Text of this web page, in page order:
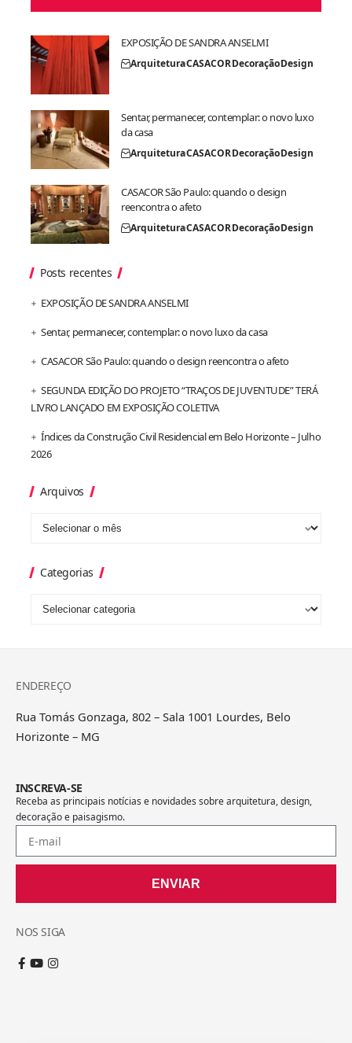
EXPOSIÇÃO DE SANDRA ANSELMI
ArquiteturaCASACORDecoraçãoDesign
Sentar, permanecer, contemplar: o novo luxo
da casa
ArquiteturaCASACORDecoraçãoDesign
CASACOR São Paulo: quando o design
reencontra o afeto
ArquiteturaCASACORDecoraçãoDesign
Posts recentes
EXPOSIÇÃO DE SANDRA ANSELMI
Sentar, permanecer, contemplar: o novo luxo da casa
CASACOR São Paulo: quando o design reencontra o afeto
SEGUNDA EDIÇÃO DO PROJETO “TRAÇOS DE JUVENTUDE” TERÁ
LIVRO LANÇADO EM EXPOSIÇÃO COLETIVA
Índices da Construção Civil Residencial em Belo Horizonte – Julho
2026
Arquivos
Categorias
ENDEREÇO
Rua Tomás Gonzaga, 802 – Sala 1001 Lourdes, Belo
Horizonte – MG
INSCREVA-SE
Receba as principais notícias e novidades sobre arquitetura, design,
decoração e paisagismo.
ENVIAR
NOS SIGA